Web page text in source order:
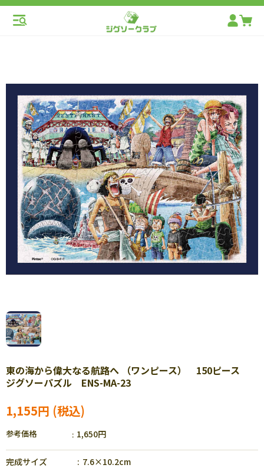
東の海から偉大なる航路へ （ワンピース） 150ピース
ジグソーパズル ENS-MA-23
1,155円
参考価格 1,650円
完成サイズ 7.6×10.2cm